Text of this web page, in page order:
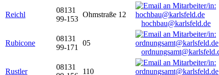
Reichl
08131
99-153
Ohmstraße 12
hochbau@karlsfeld.de
Rubicone
08131
99-171
05
Rustler
08131
110